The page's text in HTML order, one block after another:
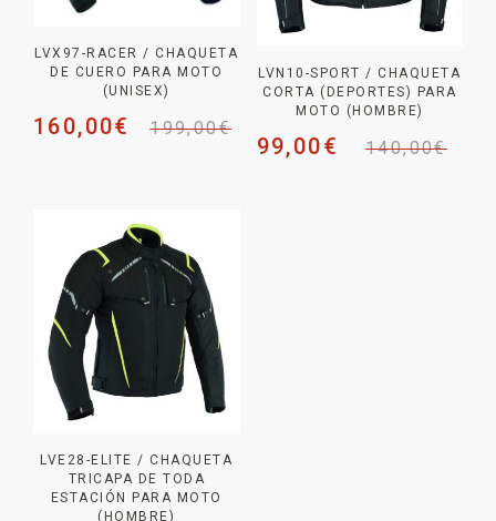
LVX97-RACER / CHAQUETA
DE CUERO PARA MOTO
(UNISEX)
199,00€
160,00€
LVN10-SPORT / CHAQUETA
CORTA (DEPORTES) PARA
MOTO (HOMBRE)
140,00€
99,00€
LVE28-ELITE / CHAQUETA
TRICAPA DE TODA
ESTACIÓN PARA MOTO
(HOMBRE)